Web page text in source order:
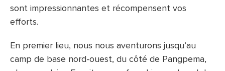
sont impressionnantes et récompensent vos
efforts.
En premier lieu, nous nous aventurons jusqu’au
camp de base nord-ouest, du côté de Pangpema,